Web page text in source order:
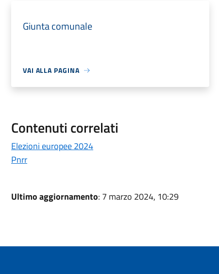
Giunta comunale
VAI ALLA PAGINA
Contenuti correlati
Elezioni europee 2024
Pnrr
Ultimo aggiornamento: 7 marzo 2024, 10:29